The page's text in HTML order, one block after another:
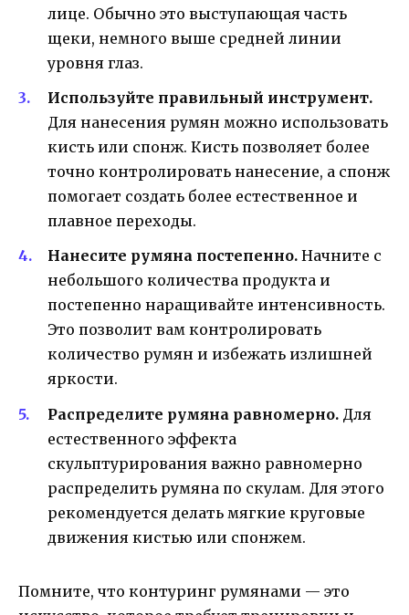
лице. Обычно это выступающая часть
щеки, немного выше средней линии
уровня глаз.
Используйте правильный инструмент.
Для нанесения румян можно использовать
кисть или спонж. Кисть позволяет более
точно контролировать нанесение, а спонж
помогает создать более естественное и
плавное переходы.
Нанесите румяна постепенно. Начните с
небольшого количества продукта и
постепенно наращивайте интенсивность.
Это позволит вам контролировать
количество румян и избежать излишней
яркости.
Распределите румяна равномерно. Для
естественного эффекта
скульптурирования важно равномерно
распределить румяна по скулам. Для этого
рекомендуется делать мягкие круговые
движения кистью или спонжем.
Помните, что контуринг румянами — это